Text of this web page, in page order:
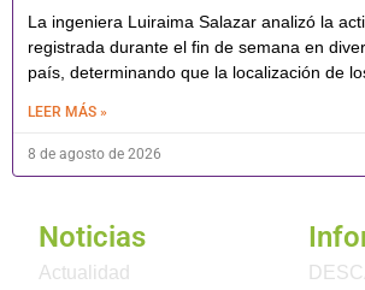
La ingeniera Luiraima Salazar analizó la
registrada durante el fin de semana en
país, determinando que la localización de
LEER MÁS »
8 de agosto de 2026
Noticias
Actualidad